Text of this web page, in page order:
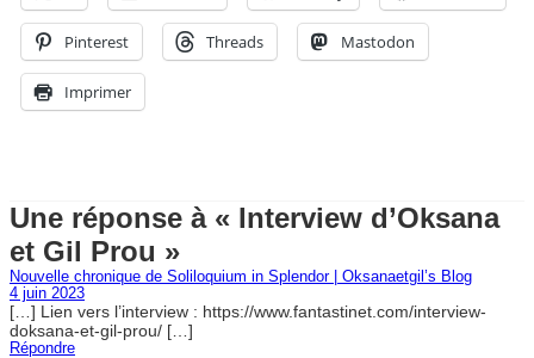
Pinterest Threads Mastodon
Imprimer
Une réponse à « Interview d’Oksana
et Gil Prou »
Nouvelle chronique de Soliloquium in Splendor | Oksanaetgil’s Blog
4 juin 2023
[…] Lien vers l’interview : https://www.fantastinet.com/interview-
doksana-et-gil-prou/ […]
Répondre